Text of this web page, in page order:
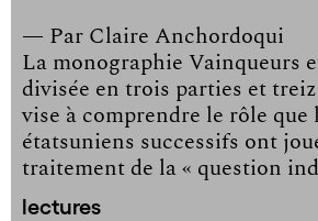
— Par Claire Anchordoqui
La monographie Vainqueurs
divisée en trois parties et
vise à comprendre le rôle que
étatsuniens successifs ont
traitement de la « question
lectures